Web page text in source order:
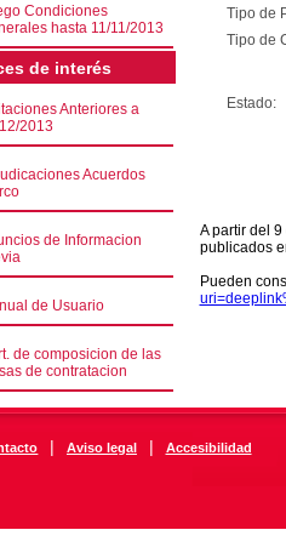
Condiciones
hasta 11/11/2013
de interés
Anteriores a
2013
Acuerdos
de Informacion
de Usuario
de composicion de las
de contratacion
Tipo de
Tipo de
Estado:
A partir del
publicados
Pueden
| Aviso legal | Accesibilidad